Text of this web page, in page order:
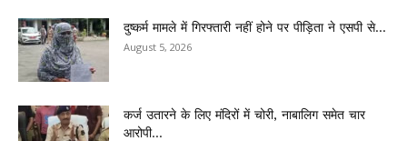
दुष्कर्म मामले में गिरफ्तारी नहीं होने पर पीड़िता ने एसपी से...
August 5, 2026
कर्ज उतारने के लिए मंदिरों में चोरी, नाबालिग समेत चार
आरोपी...